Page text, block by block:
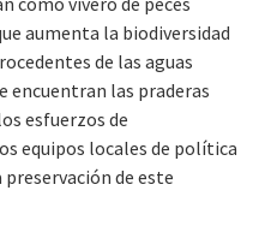
aumenta la biodiversidad
de las aguas
encuentran las praderas
esfuerzos de
equipos locales de política
de este